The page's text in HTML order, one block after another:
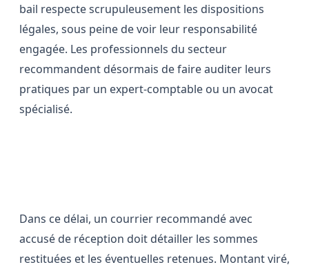
bail respecte scrupuleusement les dispositions
légales, sous peine de voir leur responsabilité
engagée. Les professionnels du secteur
recommandent désormais de faire auditer leurs
pratiques par un expert-comptable ou un avocat
spécialisé.
Dans ce délai, un courrier recommandé avec
accusé de réception doit détailler les sommes
restituées et les éventuelles retenues. Montant viré,